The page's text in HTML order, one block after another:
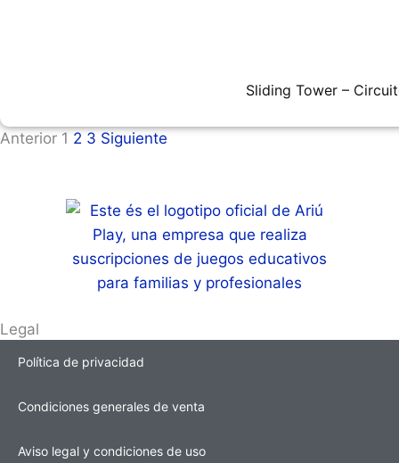
Sliding Tower –
Anterior 1 2 3 Siguiente
Legal
Política de privacidad
Condiciones generales de venta
Aviso legal y condiciones de uso